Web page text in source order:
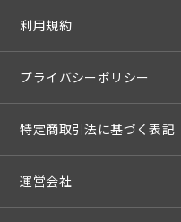
利用規約
プライバシーポリシー
特定商取引法に基づく表記
運営会社